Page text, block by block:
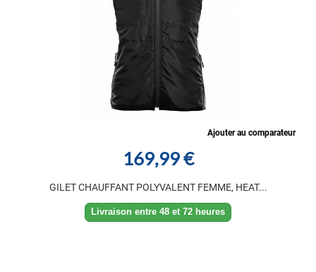
Ajouter au comparateur
169,99 €
GILET CHAUFFANT POLYVALENT FEMME, HEAT...
Livraison entre 48 et 72 heures